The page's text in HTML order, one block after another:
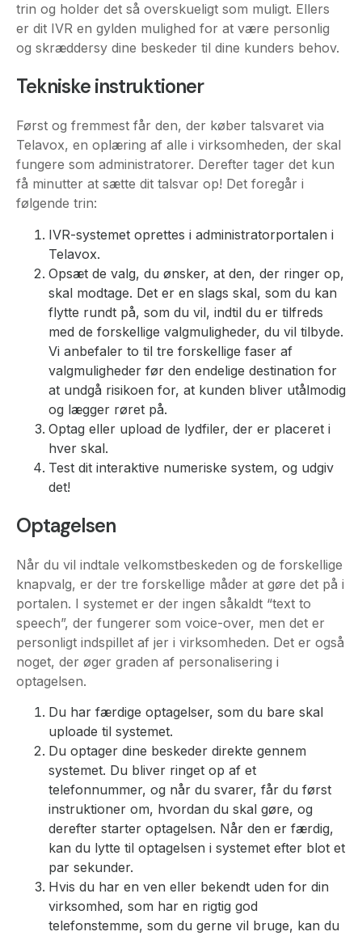
trin og holder det så overskueligt som muligt. Ellers
er dit IVR en gylden mulighed for at være personlig
og skræddersy dine beskeder til dine kunders behov.
Tekniske instruktioner
Først og fremmest får den, der køber talsvaret via
Telavox, en oplæring af alle i virksomheden, der skal
fungere som administratorer. Derefter tager det kun
få minutter at sætte dit talsvar op! Det foregår i
følgende trin:
IVR-systemet oprettes i administratorportalen i
Telavox.
Opsæt de valg, du ønsker, at den, der ringer op,
skal modtage. Det er en slags skal, som du kan
flytte rundt på, som du vil, indtil du er tilfreds
med de forskellige valgmuligheder, du vil tilbyde.
Vi anbefaler to til tre forskellige faser af
valgmuligheder før den endelige destination for
at undgå risikoen for, at kunden bliver utålmodig
og lægger røret på.
Optag eller upload de lydfiler, der er placeret i
hver skal.
Test dit interaktive numeriske system, og udgiv
det!
Optagelsen
Når du vil indtale velkomstbeskeden og de forskellige
knapvalg, er der tre forskellige måder at gøre det på i
portalen. I systemet er der ingen såkaldt “text to
speech”, der fungerer som voice-over, men det er
personligt indspillet af jer i virksomheden. Det er også
noget, der øger graden af personalisering i
optagelsen.
Du har færdige optagelser, som du bare skal
uploade til systemet.
Du optager dine beskeder direkte gennem
systemet. Du bliver ringet op af et
telefonnummer, og når du svarer, får du først
instruktioner om, hvordan du skal gøre, og
derefter starter optagelsen. Når den er færdig,
kan du lytte til optagelsen i systemet efter blot et
par sekunder.
Hvis du har en ven eller bekendt uden for din
virksomhed, som har en rigtig god
telefonstemme, som du gerne vil bruge, kan du